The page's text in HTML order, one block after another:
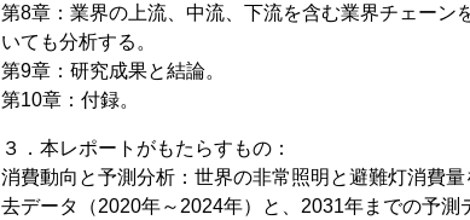
第8章：業界の上流、中流、下流を含む業界チェー
いても分析する。
第9章：研究成果と結論。
第10章：付録。
３．本レポートがもたらすもの：
消費動向と予測分析：世界の非常照明と避難灯消費
去データ（2020年～2024年）と、2031年までの予測